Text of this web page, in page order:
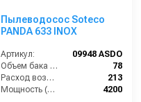
Пылеводосос Soteco
PANDA 633 INOX
Артикул:
09948 ASDO
Объем бака (л):
78
Расход воздуха (л/сек):
213
Мощность (Вт):
4200